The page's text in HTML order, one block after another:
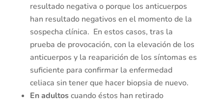
resultado negativa o porque los anticuerpos
han resultado negativos en el momento de la
sospecha clínica. En estos casos, tras la
prueba de provocación, con la elevación de los
anticuerpos y la reaparición de los síntomas es
suficiente para confirmar la enfermedad
celiaca sin tener que hacer biopsia de nuevo.
En adultoscuando éstos han retirado